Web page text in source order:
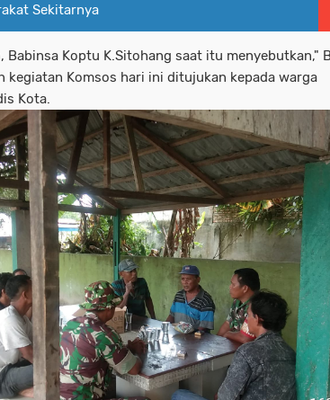
Sekitarnya
Babinsa Koptu K.Sitohang saat itu menyebutkan,"
kegiatan Komsos hari ini ditujukan kepada warga
Kota.